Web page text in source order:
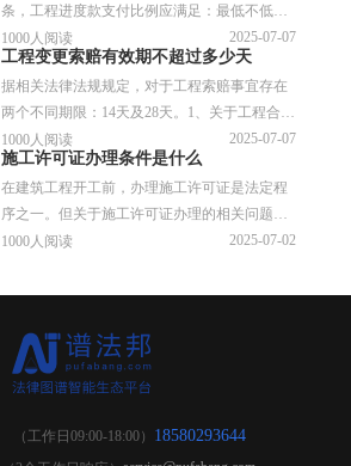
条，工程进度款支付比例应满足：最低不低于
已完成工程价款的60%；最高不高于已完成工
程价款的90%。
1000人阅读 2025-07-07
工程变更索赔有效期不超过多少天
据相关法律法规规定，对于工程索赔事宜存在
两个不同期限：14天及28天。1、关于工程合同
价款方面的要求，其索赔事件的申诉期为14个
自然日。2、对于因工程逾期引起的违约赔偿请
求，其索赔事件的申诉期为28个工作日。
1000人阅读 2025-07-07
施工许可证办理条件是什么
在建筑工程开工前，办理施工许可证是法定程
序之一。但关于施工许可证办理的相关问题，
很多人还存在盲区，针对相关的问题，谱法邦
1000人阅读 2025-07-02
（工作日09:00-18:00） 18580293644